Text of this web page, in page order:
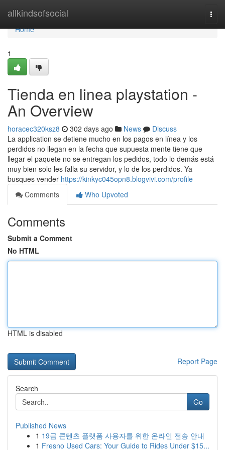
allkindsofsocial
Home
Home
1
Tienda en linea playstation -
An Overview
horacec320ksz8 302 days ago News
Discuss
La application se detiene mucho en los pagos en línea y los
perdidos no llegan en la fecha que supuesta mente tiene que
llegar el paquete no se entregan los pedidos, todo lo demás está
muy bien solo les falla su servidor, y lo de los perdidos. Ya
busques vender https://kinkyc045opn8.blogvivi.com/profile
Comments
Who Upvoted
Comments
Submit a Comment
No HTML
HTML is disabled
Report Page
Search
Go
Published News
1 19금 콘텐츠 플랫폼 사용자를 위한 온라인 전송 안내
1 Fresno Used Cars: Your Guide to Rides Under $15...